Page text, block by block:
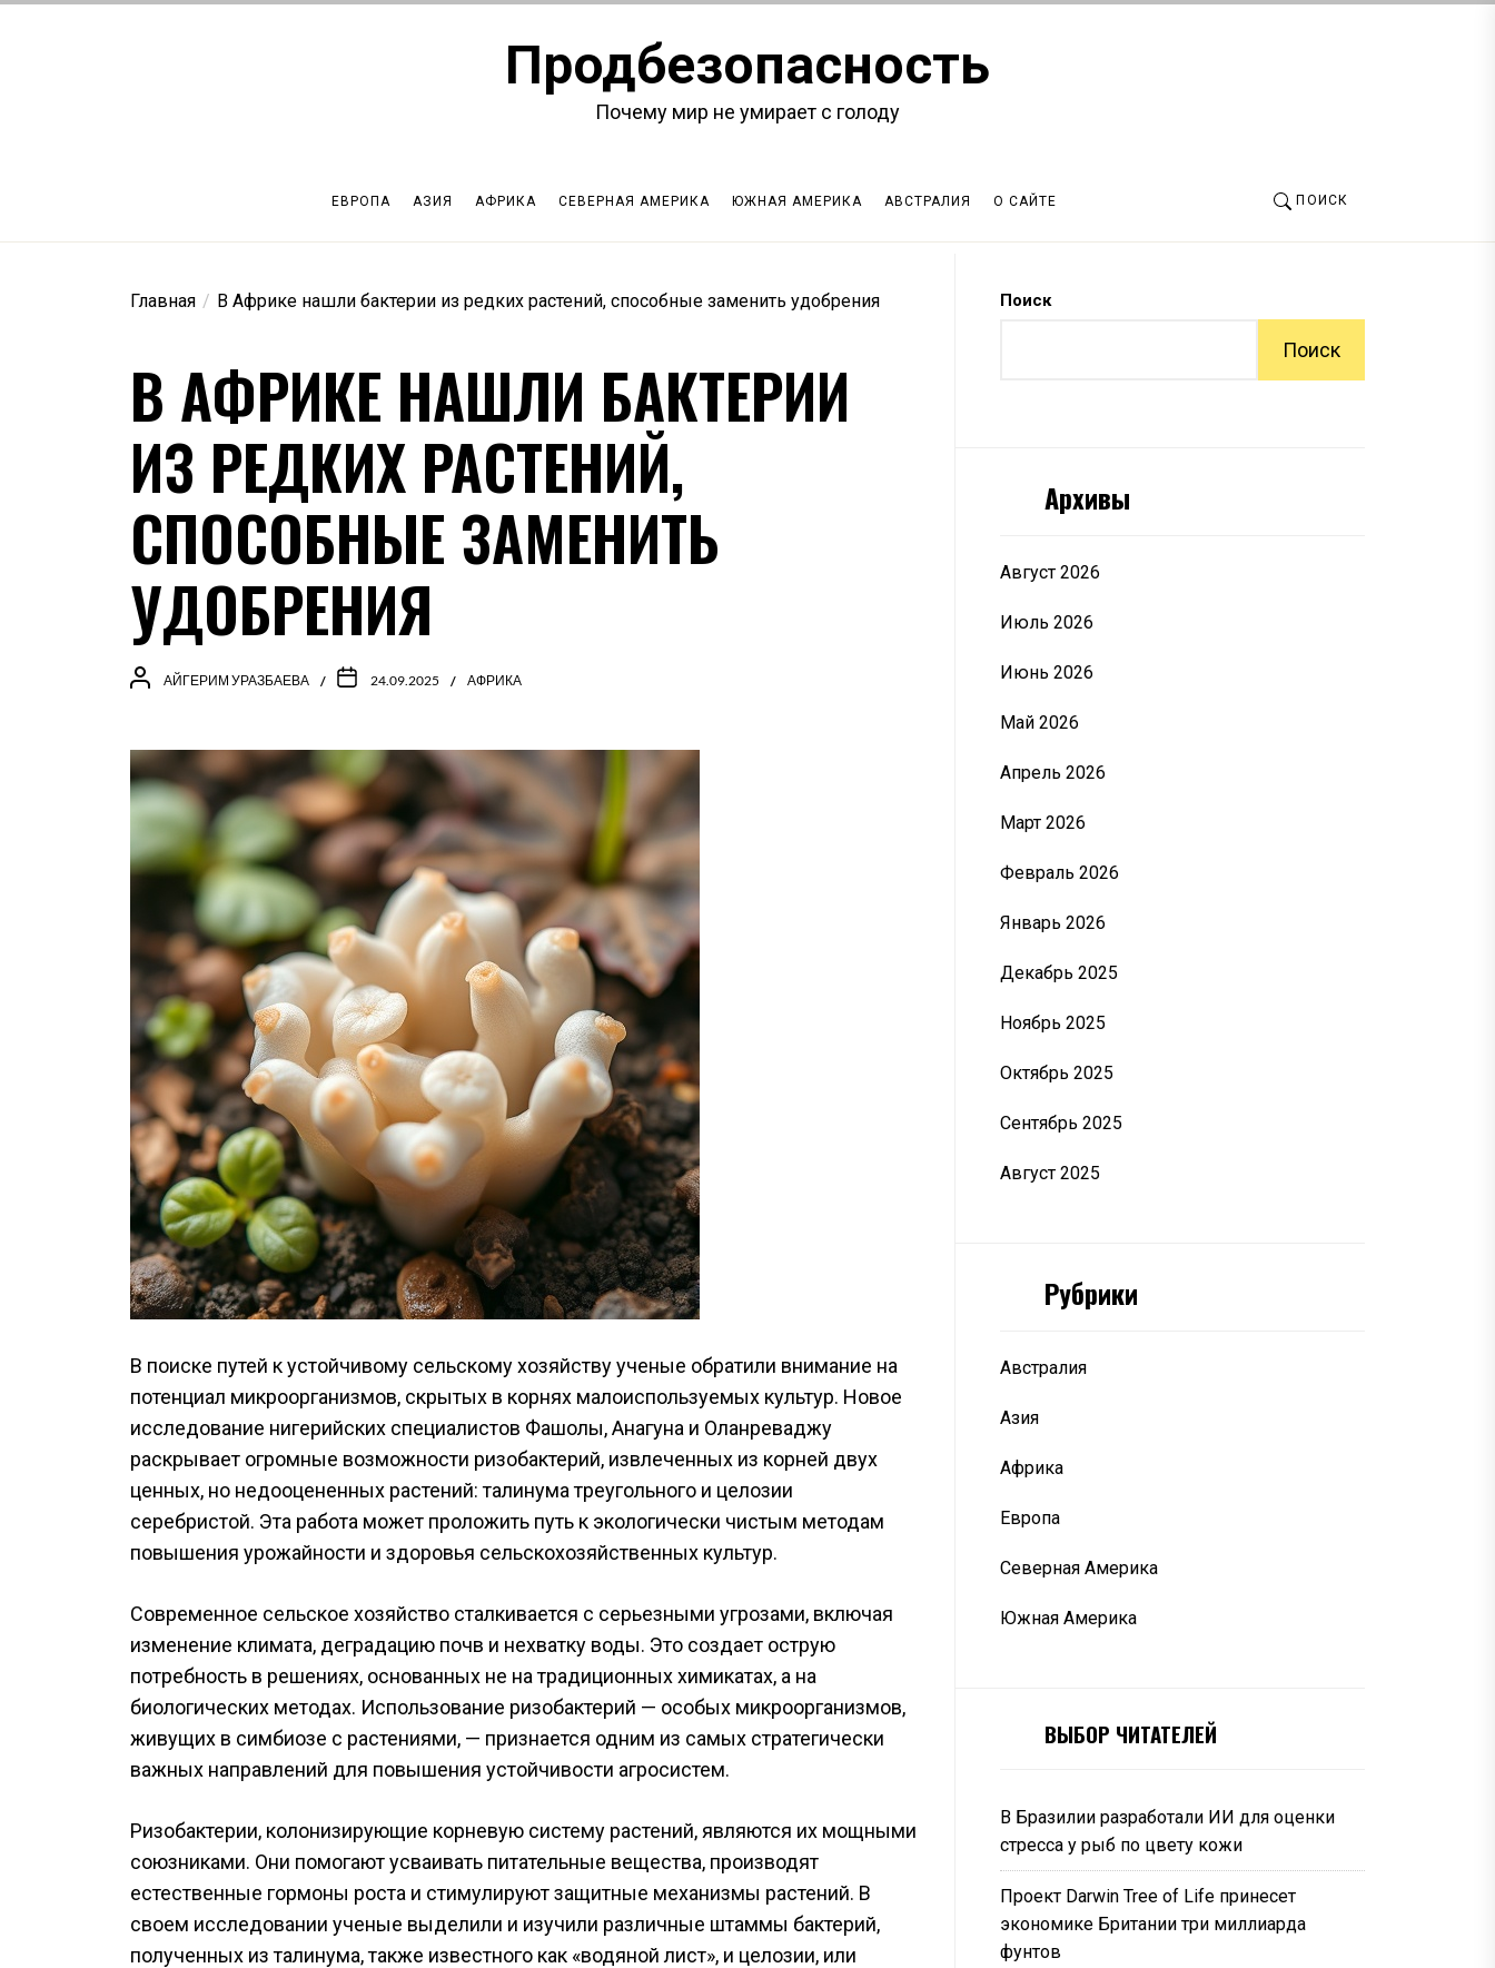
Продбезопасность
Почему мир не умирает с голоду
ЕВРОПА АЗИЯ АФРИКА СЕВЕРНАЯ АМЕРИКА ЮЖНАЯ АМЕРИКА АВСТРАЛИЯ О САЙТЕ ПОИСК
Главная В Африке нашли бактерии из редких растений, способные заменить удобрения
В АФРИКЕ НАШЛИ БАКТЕРИИ
ИЗ РЕДКИХ РАСТЕНИЙ,
СПОСОБНЫЕ ЗАМЕНИТЬ
УДОБРЕНИЯ
АЙГЕРИМ УРАЗБАЕВА 24.09.2025 АФРИКА
В поиске путей к устойчивому сельскому хозяйству ученые обратили внимание на
потенциал микроорганизмов, скрытых в корнях малоиспользуемых культур. Новое
исследование нигерийских специалистов Фашолы, Анагуна и Оланреваджу
раскрывает огромные возможности ризобактерий, извлеченных из корней двух
ценных, но недооцененных растений: талинума треугольного и целозии
серебристой. Эта работа может проложить путь к экологически чистым методам
повышения урожайности и здоровья сельскохозяйственных культур.
Современное сельское хозяйство сталкивается с серьезными угрозами, включая
изменение климата, деградацию почв и нехватку воды. Это создает острую
потребность в решениях, основанных не на традиционных химикатах, а на
биологических методах. Использование ризобактерий — особых микроорганизмов,
живущих в симбиозе с растениями, — признается одним из самых стратегически
важных направлений для повышения устойчивости агросистем.
Ризобактерии, колонизирующие корневую систему растений, являются их мощными
союзниками. Они помогают усваивать питательные вещества, производят
естественные гормоны роста и стимулируют защитные механизмы растений. В
своем исследовании ученые выделили и изучили различные штаммы бактерий,
полученных из талинума, также известного как «водяной лист», и целозии, или
Поиск
Поиск
Архивы
Август 2026
Июль 2026
Июнь 2026
Май 2026
Апрель 2026
Март 2026
Февраль 2026
Январь 2026
Декабрь 2025
Ноябрь 2025
Октябрь 2025
Сентябрь 2025
Август 2025
Рубрики
Австралия
Азия
Африка
Европа
Северная Америка
Южная Америка
ВЫБОР ЧИТАТЕЛЕЙ
В Бразилии разработали ИИ для оценки
стресса у рыб по цвету кожи
Проект Darwin Tree of Life принесет
экономике Британии три миллиарда
фунтов